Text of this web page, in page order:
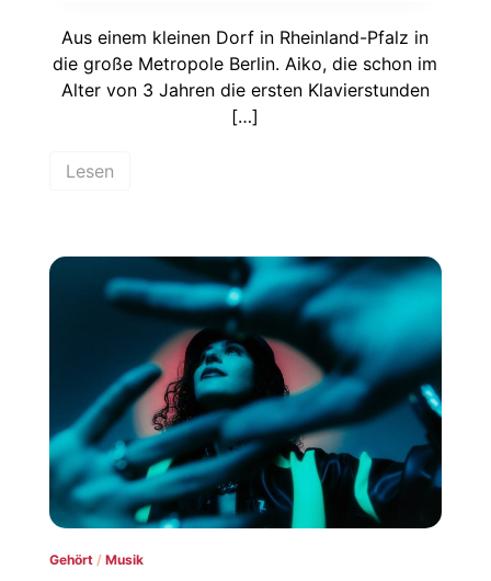
Aus einem kleinen Dorf in Rheinland-Pfalz in
die große Metropole Berlin. Aiko, die schon im
Alter von 3 Jahren die ersten Klavierstunden
[…]
Lesen
Gehört/ Musik